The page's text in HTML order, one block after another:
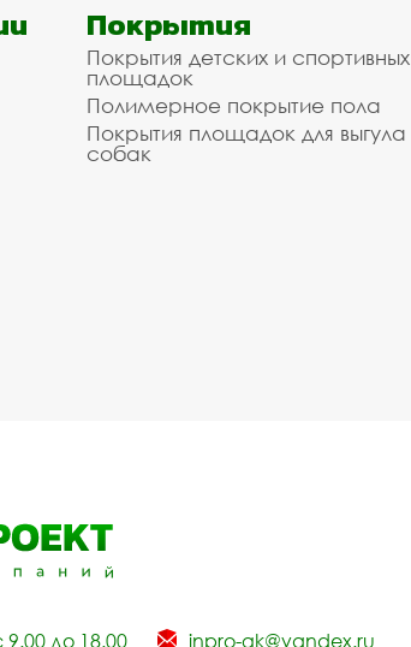
Покрытия
Покрытия детских и спортивных
площадок
Полимерное покрытие пола
Покрытия площадок для выгула
собак
9.00 до 18.00 inpro-gk@yandex.ru